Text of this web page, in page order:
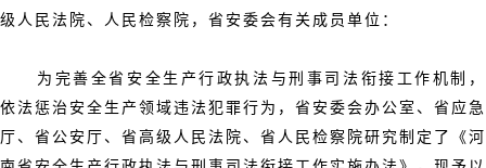
级人民法院、人民检察院，省安委会有关成员单位：
为完善全省安全生产行政执法与刑事司法衔接工作机制，
依法惩治安全生产领域违法犯罪行为，省安委会办公室、省应急
厅、省公安厅、省高级人民法院、省人民检察院研究制定了《河